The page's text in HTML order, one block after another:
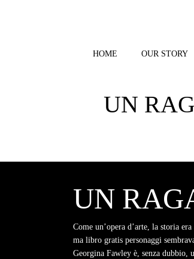
HOME OUR STORY
UN
UN
Come un’opera d’arte, la storia
ma libro gratis personaggi
Georgina Fawley è, senza